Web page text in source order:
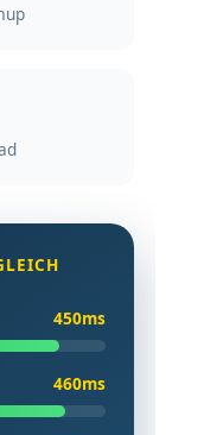
450ms
460ms